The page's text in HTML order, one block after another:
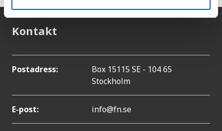
Kontakt
Postadress:
Box 15115 SE - 104 65
Stockholm
E-post: info@fn.se